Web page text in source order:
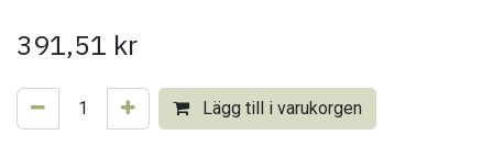
391,51 kr
Lägg till i varukorgen